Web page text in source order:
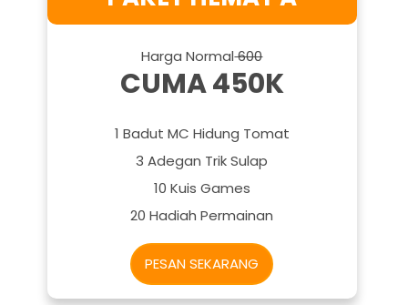
Harga Normal600
CUMA 450K
1 Badut MC Hidung Tomat
3 Adegan Trik Sulap
10 Kuis Games
20 Hadiah Permainan
PESAN SEKARANG